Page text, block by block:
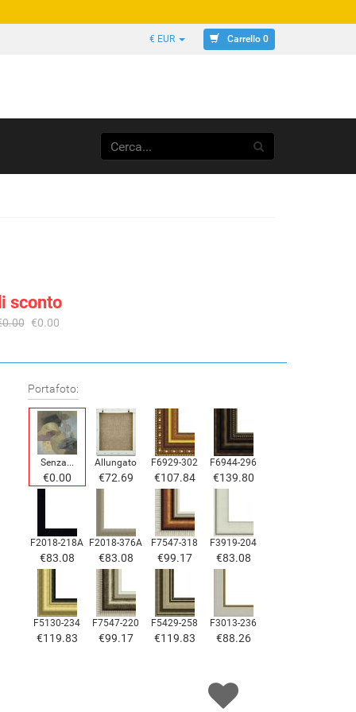
€ EUR Carrello 0
sconto
€0.00
Portafoto:
Senza...
€0.00
Allungato
€72.69
F6929-302
€107.84
F6944-296
€139.80
F2018-218A
€83.08
F2018-376A
€83.08
F7547-318
€99.17
F3919-204
€83.08
F5130-234
€119.83
F7547-220
€99.17
F5429-258
€119.83
F3013-236
€88.26
F7034-298